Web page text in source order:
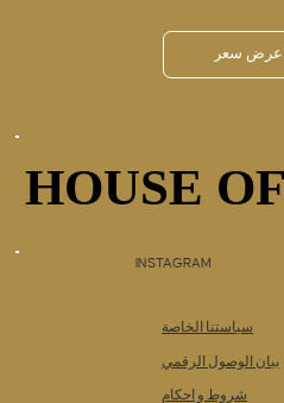
عرض سعر
HOUSE
HOUSE
INSTAGRAM
سياستنا الخاصة
شروط و احكام
بيان الوصول الرقمي